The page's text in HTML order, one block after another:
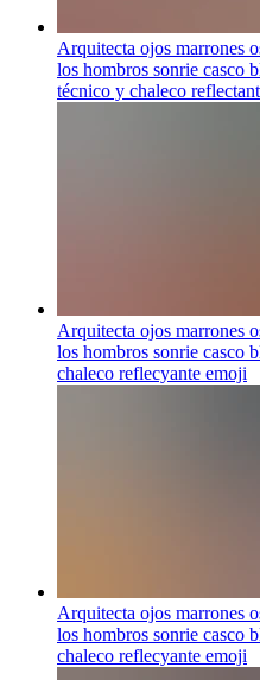
Arquitecta ojos marrones
los hombros sonrie casco
técnico y chaleco
Arquitecta ojos marrones
los hombros sonrie casco
chaleco reflecyante emoji
Arquitecta ojos marrones
los hombros sonrie casco
chaleco reflecyante emoji